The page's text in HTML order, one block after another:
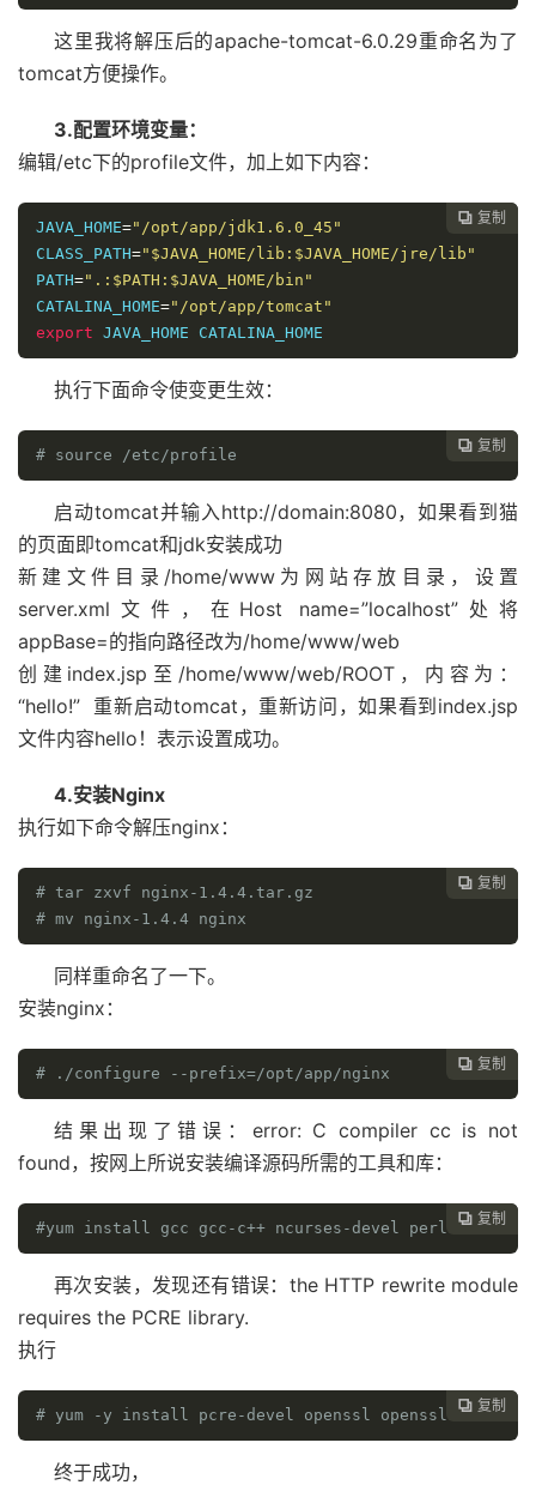
这里我将解压后的apache-tomcat-6.0.29重命名为了
tomcat方便操作。
3.配置环境变量：
编辑/etc下的profile文件，加上如下内容：
 复制
JAVA_HOME="/opt/app/jdk1.6.0_45"
CLASS_PATH="$JAVA_HOME/lib:$JAVA_HOME/jre/lib"
PATH=".:$PATH:$JAVA_HOME/bin"
CATALINA_HOME="/opt/app/tomcat"
export JAVA_HOME CATALINA_HOME
执行下面命令使变更生效：
 复制
# source /etc/profile
启动tomcat并输入http://domain:8080，如果看到猫
的页面即tomcat和jdk安装成功
新建文件目录/home/www为网站存放目录，设置
server.xml文件，在Host name=”localhost”处将
appBase=的指向路径改为/home/www/web
创建index.jsp至/home/www/web/ROOT，内容为：
“hello!” 重新启动tomcat，重新访问，如果看到index.jsp
文件内容hello！表示设置成功。
4.安装Nginx
执行如下命令解压nginx：
 复制
# tar zxvf nginx-1.4.4.tar.gz
# mv nginx-1.4.4 nginx
同样重命名了一下。
安装nginx：
 复制
# ./configure --prefix=/opt/app/nginx
结果出现了错误：error: C compiler cc is not
found，按网上所说安装编译源码所需的工具和库：
 复制
#yum install gcc gcc-c++ ncurses-devel perl
再次安装，发现还有错误：the HTTP rewrite module
requires the PCRE library.
执行
 复制
# yum -y install pcre-devel openssl openssl-devel
终于成功，